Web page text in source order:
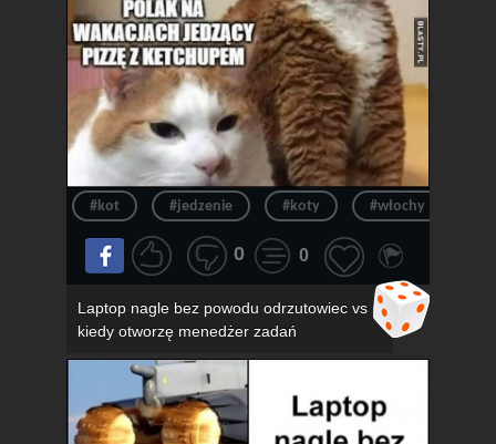
#kot #jedzenie #koty #włochy
0 0
Laptop nagle bez powodu odrzutowiec vs
kiedy otworzę menedżer zadań